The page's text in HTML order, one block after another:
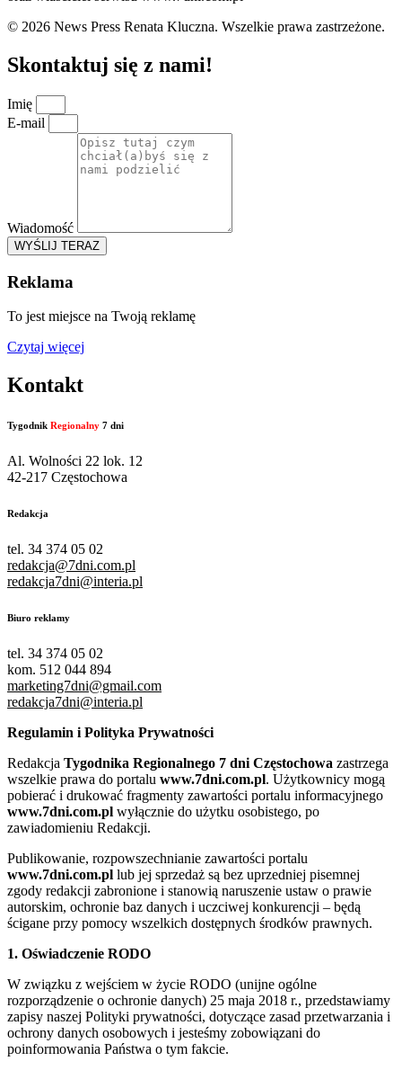
© 2026 News Press Renata Kluczna. Wszelkie prawa zastrzeżone.
Skontaktuj się z nami!
Imię
E-mail
Wiadomość
WYŚLIJ TERAZ
Reklama
To jest miejsce na Twoją reklamę
Czytaj więcej
Kontakt
Tygodnik Regionalny 7 dni
Al. Wolności 22 lok. 12
42-217 Częstochowa
Redakcja
tel. 34 374 05 02
redakcja@7dni.com.pl
redakcja7dni@interia.pl
Biuro reklamy
tel. 34 374 05 02
kom. 512 044 894
marketing7dni@gmail.com
redakcja7dni@interia.pl
Regulamin i Polityka Prywatności
Redakcja Tygodnika Regionalnego 7 dni Częstochowa zastrzega
wszelkie prawa do portalu www.7dni.com.pl. Użytkownicy mogą
pobierać i drukować fragmenty zawartości portalu informacyjnego
www.7dni.com.pl wyłącznie do użytku osobistego, po
zawiadomieniu Redakcji.
Publikowanie, rozpowszechnianie zawartości portalu
www.7dni.com.pl lub jej sprzedaż są bez uprzedniej pisemnej
zgody redakcji zabronione i stanowią naruszenie ustaw o prawie
autorskim, ochronie baz danych i uczciwej konkurencji – będą
ścigane przy pomocy wszelkich dostępnych środków prawnych.
1. Oświadczenie RODO
W związku z wejściem w życie RODO (unijne ogólne
rozporządzenie o ochronie danych) 25 maja 2018 r., przedstawiamy
zapisy naszej Polityki prywatności, dotyczące zasad przetwarzania i
ochrony danych osobowych i jesteśmy zobowiązani do
poinformowania Państwa o tym fakcie.